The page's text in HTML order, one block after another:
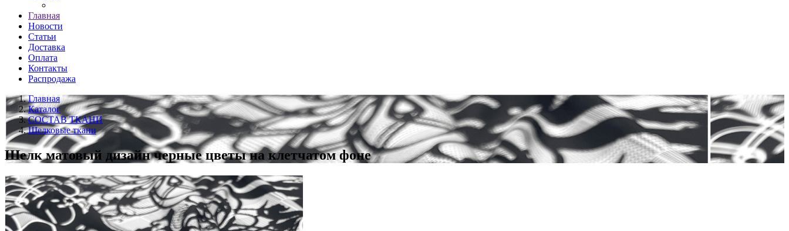
Главная
Новости
Статьи
Доставка
Оплата
Контакты
Распродажа
Главная
Каталог
СОСТАВ ТКАНИ
Шелковые ткани
Шелк матовый дизайн черные цветы на клетчатом фоне